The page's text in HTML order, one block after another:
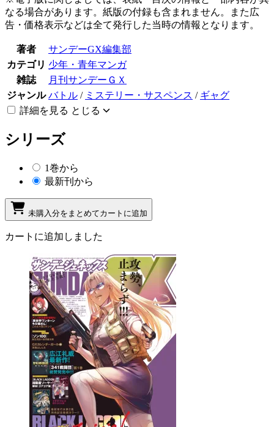
なる場合があります。紙版の付録も含まれません。また広
告・価格表示などは全て発行した当時の情報となります。
著者
サンデーGX編集部
カテゴリ 少年・青年マンガ
雑誌
月刊サンデーＧＸ
ジャンル バトル / ミステリー・サスペンス / ギャグ
詳細を見る とじる
シリーズ
1巻から
最新刊から
未購入分をまとめてカートに追加
カートに追加しました